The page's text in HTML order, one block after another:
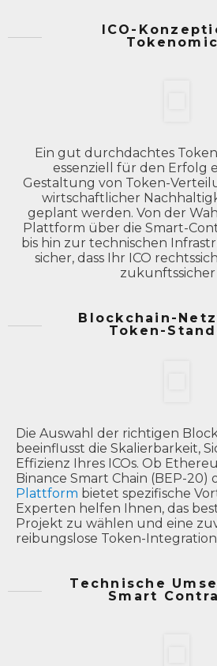
ICO-
Ein gut durchdachtes
essenziell für den Erfolg
Gestaltung von Token-
wirtschaftlicher
geplant werden. Von der
Plattform über die Smart-
bis hin zur technischen
sicher, dass Ihr ICO
zukunftssicher
Blockchain-
Token-
Die Auswahl der richtigen
beeinflusst die Skalierbarkeit,
Effizienz Ihres ICOs. Ob
Binance Smart Chain (BEP-20)
Plattform bietet spezifische
Experten helfen Ihnen, das
Projekt zu wählen und eine
reibungslose Token-
Technische
Smart